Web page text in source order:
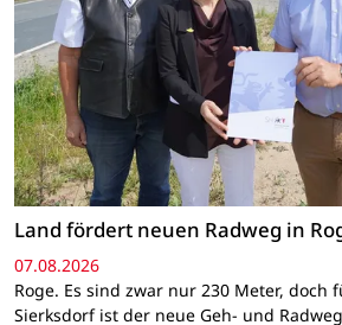
Land fördert neuen Radweg in
07.08.2026
Roge. Es sind zwar nur 230 Meter, doch
Sierksdorf ist der neue Geh- und